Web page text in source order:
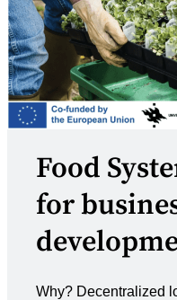
Food
for
Why? Decentralized